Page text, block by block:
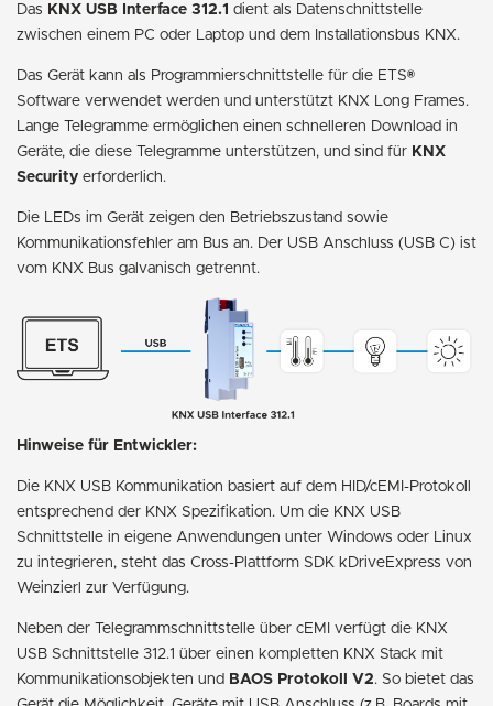
Das KNX USB Interface 312.1 dient als Datenschnittstelle
zwischen einem PC oder Laptop und dem Installationsbus KNX.
Das Gerät kann als Programmierschnittstelle für die ETS®
Software verwendet werden und unterstützt KNX Long Frames.
Lange Telegramme ermöglichen einen schnelleren Download in
Geräte, die diese Telegramme unterstützen, und sind für KNX
Security erforderlich.
Die LEDs im Gerät zeigen den Betriebszustand sowie
Kommunikationsfehler am Bus an. Der USB Anschluss (USB C) ist
vom KNX Bus galvanisch getrennt.
Hinweise für Entwickler:
Die KNX USB Kommunikation basiert auf dem HID/cEMI-Protokoll
entsprechend der KNX Spezifikation. Um die KNX USB
Schnittstelle in eigene Anwendungen unter Windows oder Linux
zu integrieren, steht das Cross-Plattform SDK kDriveExpress von
Weinzierl zur Verfügung.
Neben der Telegrammschnittstelle über cEMI verfügt die KNX
USB Schnittstelle 312.1 über einen kompletten KNX Stack mit
Kommunikationsobjekten und BAOS Protokoll V2. So bietet das